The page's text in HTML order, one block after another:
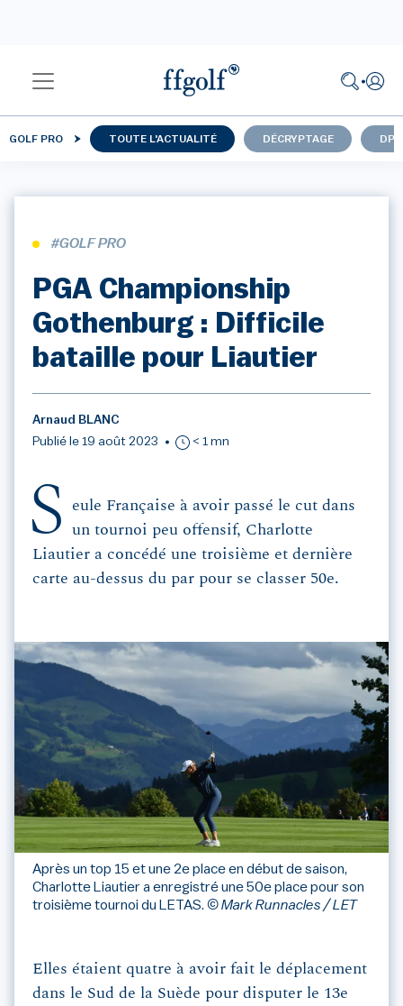
GOLF PRO TOUTE L'ACTUALITÉ DÉCRYPTAGE DP
#GOLF PRO
PGA Championship
Gothenburg : Difficile
bataille pour Liautier
Arnaud BLANC
Publié le 19 août 2023
< 1 mn
S
eule Française à avoir passé le cut dans
un tournoi peu offensif, Charlotte
Liautier a concédé une troisième et dernière
carte au-dessus du par pour se classer 50e.
Après un top 15 et une 2e place en début de saison,
Charlotte Liautier a enregistré une 50e place pour son
troisième tournoi du LETAS. © Mark Runnacles / LET
Elles étaient quatre à avoir fait le déplacement
dans le Sud de la Suède pour disputer le 13e